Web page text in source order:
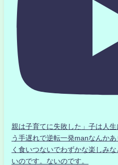
親は子育てに失敗した」子は人
う手遅れで逆転一発manなんか
く食いつないでわずかな楽しみ
いのです。ないのです。